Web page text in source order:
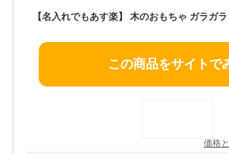
この商品をサイトで
価格